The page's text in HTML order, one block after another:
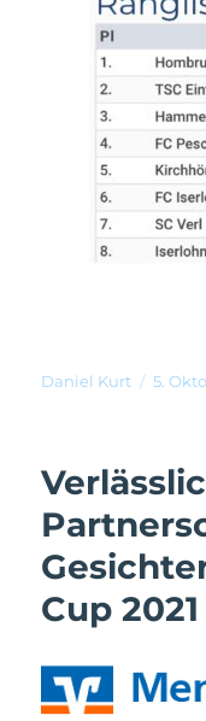
Daniel Kurt 5.
Cup 2021